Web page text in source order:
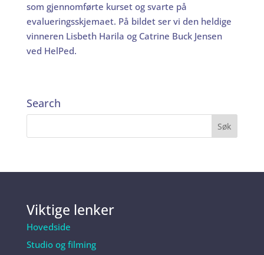
som gjennomførte kurset og svarte på
evalueringsskjemaet. På bildet ser vi den heldige
vinneren Lisbeth Harila og Catrine Buck Jensen
ved HelPed.
Search
Viktige lenker
Hovedside
Studio og filming